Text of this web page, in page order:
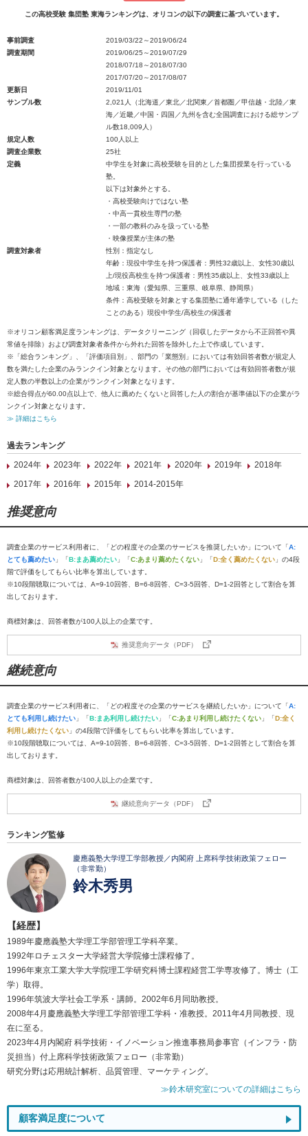
この高校受験 集団塾 東海ランキングは、オリコンの以下の調査に基づいています。
事前調査
2019/03/22～2019/06/24
調査期間
2019/06/25～2019/07/29
2018/07/18～2018/07/30
2017/07/20～2017/08/07
更新日
2019/11/01
サンプル数
2,021人（北海道／東北／北関東／首都圏／甲信越・北陸／東
海／近畿／中国・四国／九州を含む全国調査における総サンプ
ル数18,009人）
規定人数
100人以上
調査企業数
25社
定義
中学生を対象に高校受験を目的とした集団授業を行っている
塾。
以下は対象外とする。
・高校受験向けではない塾
・中高一貫校生専門の塾
・一部の教科のみを扱っている塾
・映像授業が主体の塾
調査対象者
性別：指定なし
年齢：現役中学生を持つ保護者：男性32歳以上、女性30歳以
上/現役高校生を持つ保護者：男性35歳以上、女性33歳以上
地域：東海（愛知県、三重県、岐阜県、静岡県）
条件：高校受験を対象とする集団塾に通年通学している（した
ことのある）現役中学生/高校生の保護者
※オリコン顧客満足度ランキングは、データクリーニング（回収したデータから不正回答や異
常値を排除）および調査対象者条件から外れた回答を除外した上で作成しています。
※「総合ランキング」、「評価項目別」、部門の「業態別」においては有効回答者数が規定人
数を満たした企業のみランクイン対象となります。その他の部門においては有効回答者数が規
定人数の半数以上の企業がランクイン対象となります。
※総合得点が60.00点以上で、他人に薦めたくないと回答した人の割合が基準値以下の企業がラ
ンクイン対象となります。
≫ 詳細はこちら
過去ランキング
2024年
2023年 2022年 2021年 2020年 2019年
2018年
2017年
2016年 2015年 2014-2015年
推奨意向
調査企業のサービス利用者に、「どの程度その企業のサービスを推奨したいか」について「A:
とても薦めたい 」「B:まあ薦めたい 」「C:あまり薦めたくない 」「D:全く薦めたくない 」の4段
階で評価をしてもらい比率を算出しています。
※10段階聴取については、A=9-10回答、B=6-8回答、C=3-5回答、D=1-2回答として割合を算
出しております。
商標対象は、回答者数が100人以上の企業です。
推奨意向データ（PDF）
継続意向
調査企業のサービス利用者に、「どの程度その企業のサービスを継続したいか」について「A:
とても利用し続けたい 」「B:まあ利用し続けたい 」「C:あまり利用し続けたくない 」「D:全く
利用し続けたくない 」の4段階で評価をしてもらい比率を算出しています。
※10段階聴取については、A=9-10回答、B=6-8回答、C=3-5回答、D=1-2回答として割合を算
出しております。
商標対象は、回答者数が100人以上の企業です。
継続意向データ（PDF）
ランキング監修
慶應義塾大学理工学部教授／内閣府 上席科学技術政策フェロー
（非常勤）
鈴木秀男
【経歴】
1989年慶應義塾大学理工学部管理工学科卒業。
1992年ロチェスター大学経営大学院修士課程修了。
1996年東京工業大学大学院理工学研究科博士課程経営工学専攻修了。博士（工
学）取得。
1996年筑波大学社会工学系・講師。2002年6月同助教授。
2008年4月慶應義塾大学理工学部管理工学科・准教授。2011年4月同教授、現
在に至る。
2023年4月内閣府 科学技術・イノベーション推進事務局参事官（インフラ・防
災担当）付上席科学技術政策フェロー（非常勤）
研究分野は応用統計解析、品質管理、マーケティング。
≫鈴木研究室についての詳細はこちら
顧客満足度について